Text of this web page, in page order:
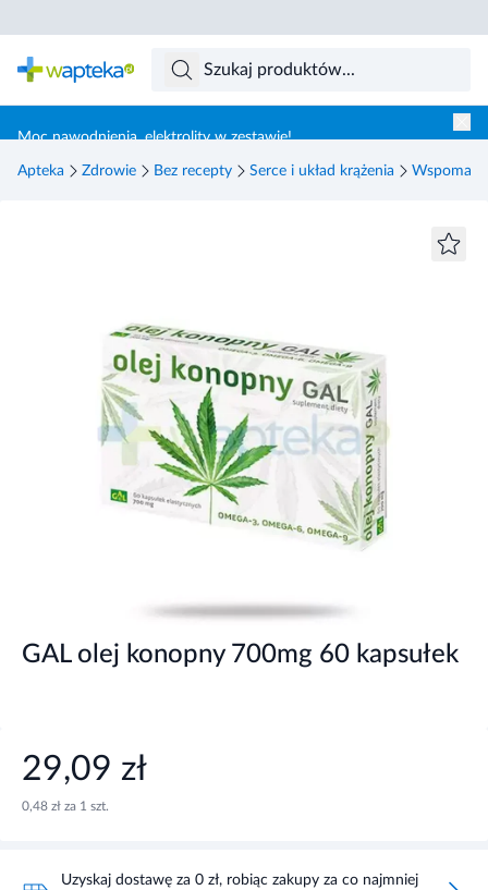
Moc nawodnienia, elektrolity w zestawie!
Apteka Zdrowie Bez recepty Serce i układ krążenia
GAL olej konopny 700mg 60 kapsułek
29,09 zł
0,48 zł za 1 szt.
Uzyskaj dostawę za 0 zł, robiąc zakupy za co najmniej